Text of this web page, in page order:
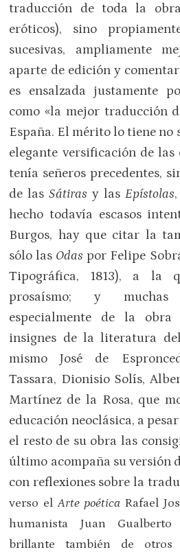
traducción de toda la
eróticos), sino
sucesivas, ampliamente
aparte de edición y
es ensalzada justamente
como «la mejor traducción
España. El mérito lo tiene no
elegante versificación de las
tenía señeros precedentes,
de lasSátiras y las Epístolas
hecho todavía escasos
Burgos, hay que citar la
sólo las Odas por Felipe
Tipográfica, 1813), a la
prosaísmo; y
especialmente de la
insignes de la literatura
mismo José de
Tassara, Dionisio Solís,
Martínez de la Rosa, que
educación neoclásica, a
el resto de su obra las
último acompaña su versión
con reflexiones sobre la
verso elArte poética Rafael
humanista Juan Gualberto
brillante también de otros